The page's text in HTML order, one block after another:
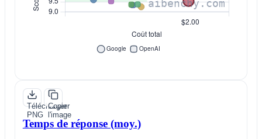
Télécharger
PNG
Copier
l'image
Temps de réponse (moy.)